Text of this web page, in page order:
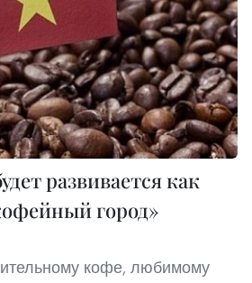
развивается как
город»
кофе, любимому